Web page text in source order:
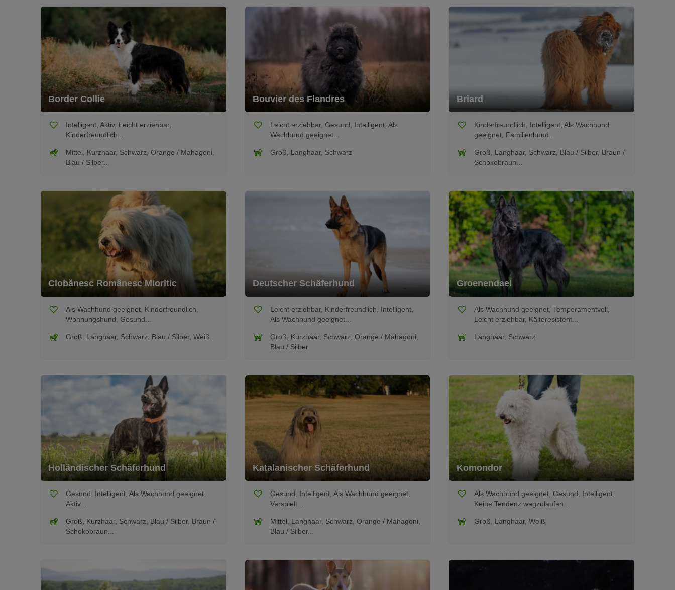
Border Collie
Intelligent, Aktiv, Leicht erziehbar,
Kinderfreundlich...
Mittel, Kurzhaar, Schwarz, Orange / Mahagoni,
Blau / Silber...
Bouvier des Flandres
Leicht erziehbar, Gesund, Intelligent, Als
Wachhund geeignet...
Groß, Langhaar, Schwarz
Briard
Kinderfreundlich, Intelligent, Als Wachhund
geeignet, Familienhund...
Groß, Langhaar, Schwarz, Blau / Silber, Braun /
Schokobraun...
Ciobănesc Românesc Mioritic
Als Wachhund geeignet, Kinderfreundlich,
Wohnungshund, Gesund...
Groß, Langhaar, Schwarz, Blau / Silber, Weiß
Deutscher Schäferhund
Leicht erziehbar, Kinderfreundlich, Intelligent,
Als Wachhund geeignet...
Groß, Kurzhaar, Schwarz, Orange / Mahagoni,
Blau / Silber
Groenendael
Als Wachhund geeignet, Temperamentvoll,
Leicht erziehbar, Kälteresistent...
Langhaar, Schwarz
Holländischer Schäferhund
Gesund, Intelligent, Als Wachhund geeignet,
Aktiv...
Groß, Kurzhaar, Schwarz, Blau / Silber, Braun /
Schokobraun...
Katalanischer Schäferhund
Gesund, Intelligent, Als Wachhund geeignet,
Verspielt...
Mittel, Langhaar, Schwarz, Orange / Mahagoni,
Blau / Silber...
Komondor
Als Wachhund geeignet, Gesund, Intelligent,
Keine Tendenz wegzulaufen...
Groß, Langhaar, Weiß